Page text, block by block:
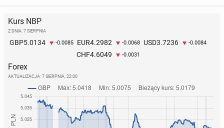
Kurs NBP
Z DNIA: 7 SIERPNIA
GBP5.0134 -0.0085 EUR4.2982 -0.0068 USD3.7236 -0.0084
CHF4.6049 -0.0031
Forex
AKTUALIZACJA: 7 SIERPNIA, 22:00